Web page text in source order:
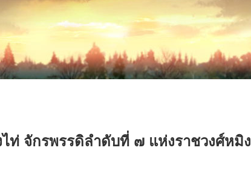
ท่ จักรพรรดิลำดับที่ ๗ แห่งราชวงศ์หมิง